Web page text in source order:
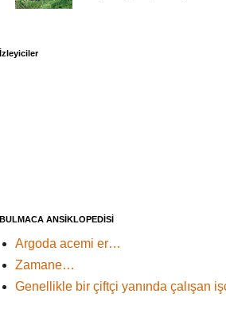
İzleyiciler
BULMACA ANSİKLOPEDİSİ
Argoda acemi er…
Zamane…
Genellikle bir çiftçi yanında çalışan